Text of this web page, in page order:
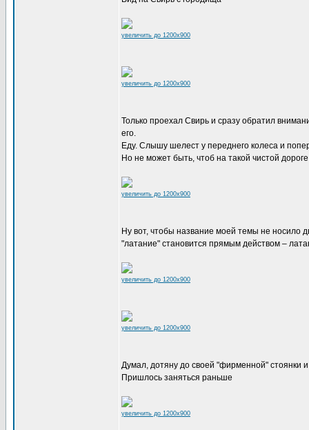
увеличить до 1200x900
увеличить до 1200x900
Только проехал Свирь и сразу обратил
его.
Еду. Слышу шелест у переднего колеса и
Но не может быть, чтоб на такой чистой
увеличить до 1200x900
Ну вот, чтобы название моей темы не носило
"латание" становится прямым действом –
увеличить до 1200x900
увеличить до 1200x900
Думал, дотяну до своей "фирменной"
Пришлось заняться раньше
увеличить до 1200x900